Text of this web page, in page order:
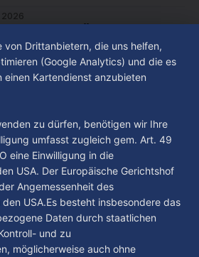
die von Montag bis Freitag LIVE
2026
Greuther Fürth zum
und schnelles
Hrgota
seit der FC St. Pauli am 16. Mai
Fußball-Bundesliga wieder in die 2.
Leistungsträger der letzten Jahre
Dafür kamen in den letzten
2026
von Drittanbietern, die uns helfen,
(Google Analytics) und die es
einen Kartendienst anzubieten
zu dürfen, benötigen wir Ihre
umfasst zugleich gem. Art. 49
eine Einwilligung in die
USA. Der Europäische Gerichtshof
Angemessenheit des
USA.Es besteht insbesondere das
Daten durch staatlichen
und zu
möglicherweise auch ohne